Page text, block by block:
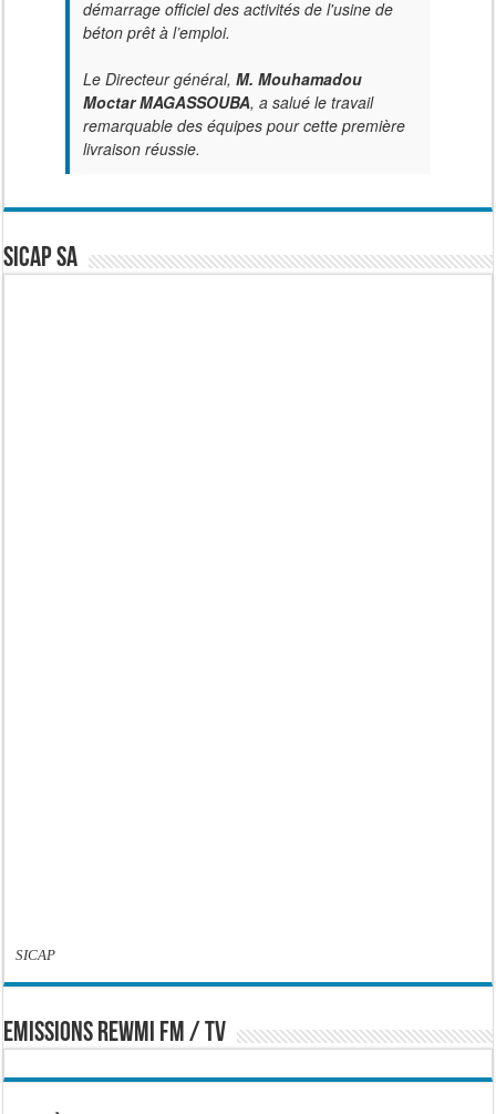
démarrage officiel des activités de l'usine de
béton prêt à l’emploi.
Le Directeur général, M. Mouhamadou
Moctar MAGASSOUBA, a salué le travail
remarquable des équipes pour cette première
livraison réussie.
SICAP SA
SICAP
EMISSIONS REWMI FM / TV